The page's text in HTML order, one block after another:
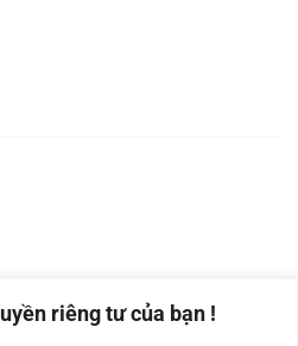
riêng tư của bạn !